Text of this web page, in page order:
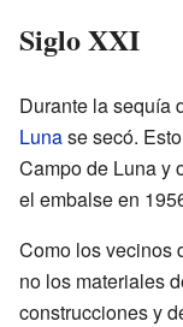
Siglo XXI
Durante la sequía
Lunase secó.
Campo de Luna y
el embalse en
Como los vecinos
no los materiales
construcciones y